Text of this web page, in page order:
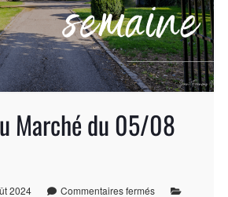
Marché du 05/08
2024
Commentaires fermés